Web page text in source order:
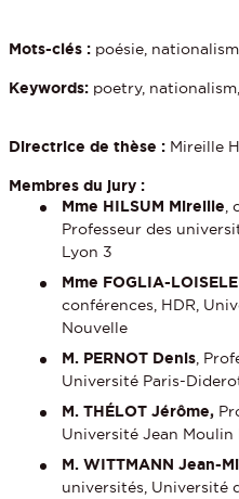
Mots-clés : poésie,
Keywords: poetry,
Directrice de thèse : Mireille
Membres du jury :
Mme HILSUM Mireille
Professeur des
Lyon 3
Mme FOGLIA-
conférences, HDR,
Nouvelle
M. PERNOT Denis ,
Université Paris-Diderot
M. THÉLOT Jérôme,
Université Jean Moulin
M. WITTMANN Jean-
universités, Université